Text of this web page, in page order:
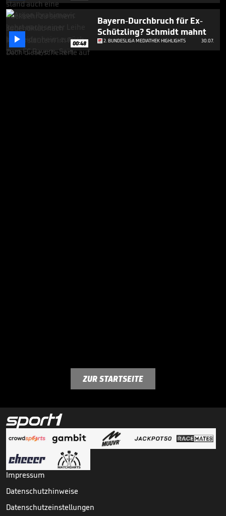
 00:48
Bayern-Durchbruch für Ex-
Schützling? Schmidt mahnt
2. BUNDESLIGA MEDIATHEK HIGHLIGHTS 30.07.
ZUR STARTSEITE
Impressum
Datenschutzhinweise
Datenschutzeinstellungen